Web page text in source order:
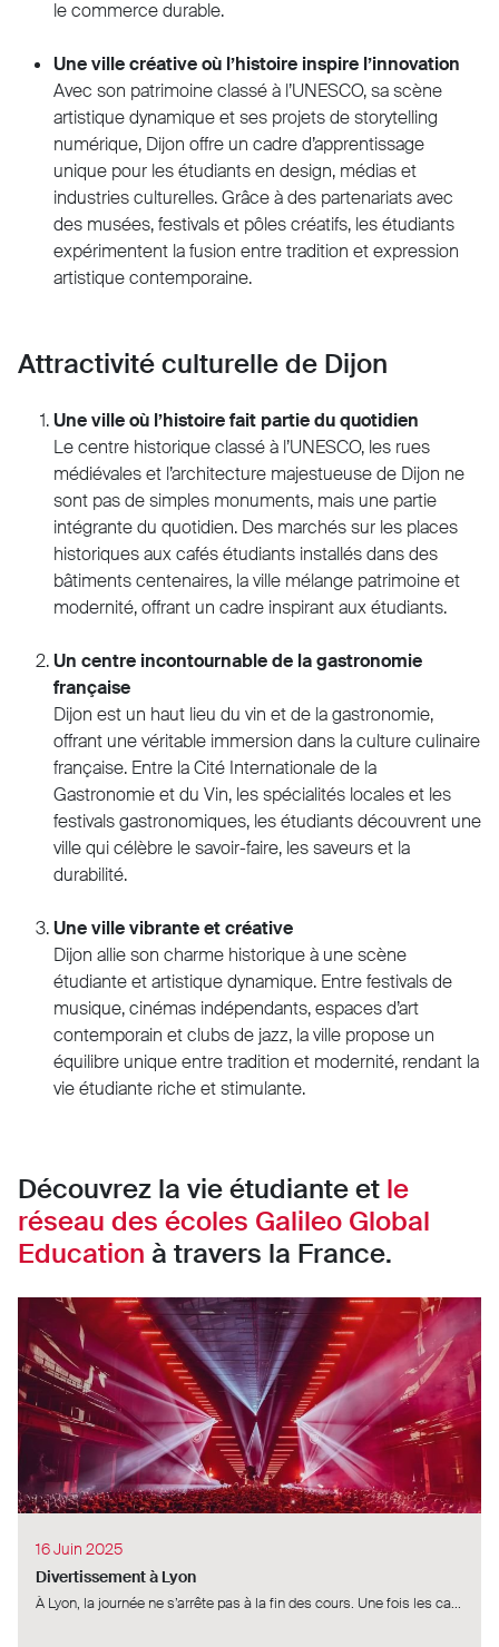
le commerce durable.
Une ville créative où l’histoire inspire l’innovation
Avec son patrimoine classé à l’UNESCO, sa scène
artistique dynamique et ses projets de storytelling
numérique, Dijon offre un cadre d’apprentissage
unique pour les étudiants en design, médias et
industries culturelles. Grâce à des partenariats avec
des musées, festivals et pôles créatifs, les étudiants
expérimentent la fusion entre tradition et expression
artistique contemporaine.
Attractivité culturelle de Dijon
Une ville où l’histoire fait partie du quotidien
Le centre historique classé à l’UNESCO, les rues
médiévales et l’architecture majestueuse de Dijon ne
sont pas de simples monuments, mais une partie
intégrante du quotidien. Des marchés sur les places
historiques aux cafés étudiants installés dans des
bâtiments centenaires, la ville mélange patrimoine et
modernité, offrant un cadre inspirant aux étudiants.
Un centre incontournable de la gastronomie
française
Dijon est un haut lieu du vin et de la gastronomie,
offrant une véritable immersion dans la culture culinaire
française. Entre la Cité Internationale de la
Gastronomie et du Vin, les spécialités locales et les
festivals gastronomiques, les étudiants découvrent une
ville qui célèbre le savoir-faire, les saveurs et la
durabilité.
Une ville vibrante et créative
Dijon allie son charme historique à une scène
étudiante et artistique dynamique. Entre festivals de
musique, cinémas indépendants, espaces d’art
contemporain et clubs de jazz, la ville propose un
équilibre unique entre tradition et modernité, rendant la
vie étudiante riche et stimulante.
Découvrez la vie étudiante et le
réseau des écoles Galileo Global
Education à travers la France.
16 Juin 2025
Divertissement à Lyon
À Lyon, la journée ne s’arrête pas à la fin des cours. Une fois les ca...